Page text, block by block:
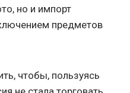
но и импорт
предметов
чтобы, пользуясь